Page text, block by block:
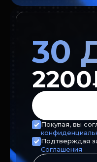
30
Покупая, вы
Подтверждая
Соглашения